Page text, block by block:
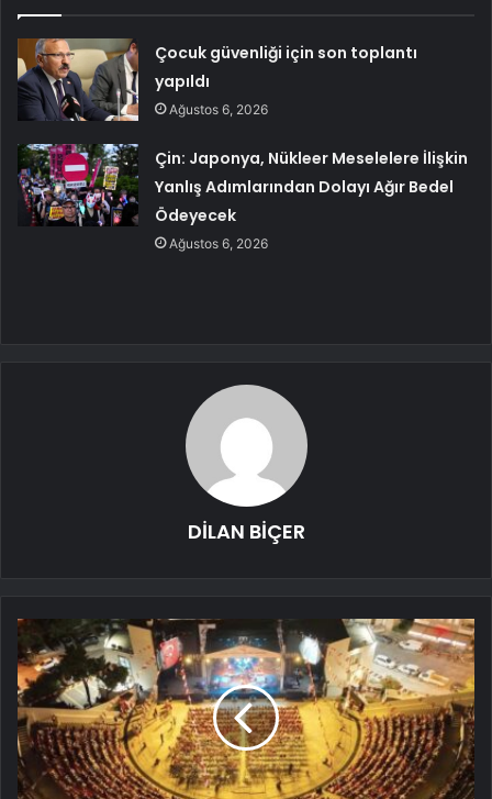
Çocuk güvenliği için son toplantı
yapıldı
Ağustos 6, 2026
Çin: Japonya, Nükleer Meselelere İlişkin
Yanlış Adımlarından Dolayı Ağır Bedel
Ödeyecek
Ağustos 6, 2026
DİLAN BİÇER